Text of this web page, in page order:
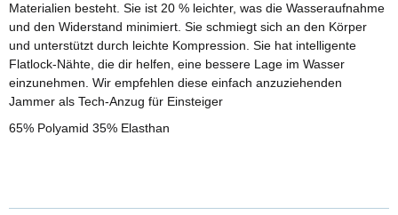
Materialien besteht. Sie ist 20 % leichter, was die Wasseraufnahme
und den Widerstand minimiert. Sie schmiegt sich an den Körper
und unterstützt durch leichte Kompression. Sie hat intelligente
Flatlock-Nähte, die dir helfen, eine bessere Lage im Wasser
einzunehmen. Wir empfehlen diese einfach anzuziehenden
Jammer als Tech-Anzug für Einsteiger
65% Polyamid 35% Elasthan